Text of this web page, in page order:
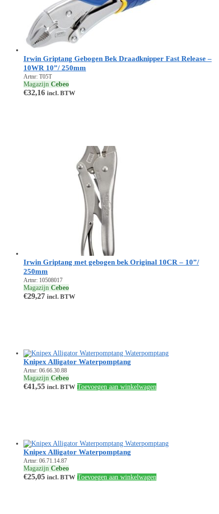
Irwin Griptang Gebogen Bek Draadknipper Fast Release –
10WR 10”/ 250mm
Artnr: T05T
Magazijn Cebeo
€32,16 incl. BTW
Irwin Griptang met gebogen bek Original 10CR – 10”/
250mm
Artnr: 10508017
Magazijn Cebeo
€29,27 incl. BTW
Knipex Alligator Waterpomptang
Artnr: 06.66.30.88
Magazijn Cebeo
€41,55 incl. BTW Toevoegen aan winkelwagen
Knipex Alligator Waterpomptang
Artnr: 06.71.14.87
Magazijn Cebeo
€25,05 incl. BTW Toevoegen aan winkelwagen